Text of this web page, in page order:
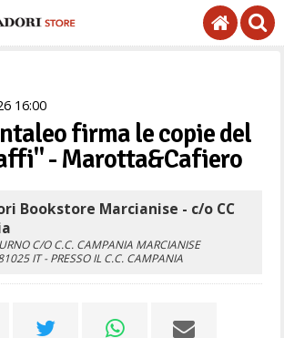
1600
firma le copie del
- Marotta&Cafiero
Bookstore Marcianise - c/o CC
C/O C.C. CAMPANIA MARCIANISE
IT - PRESSO IL C.C. CAMPANIA